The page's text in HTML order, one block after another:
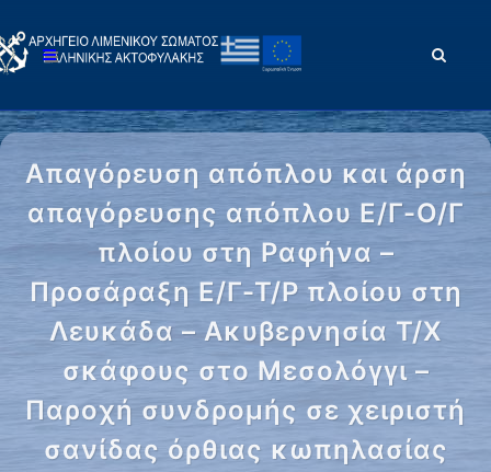
Απαγόρευση απόπλου και άρση
απαγόρευσης απόπλου Ε/Γ-Ο/Γ
πλοίου στη Ραφήνα –
Προσάραξη Ε/Γ-Τ/Ρ πλοίου στη
Λευκάδα – Ακυβερνησία Τ/Χ
σκάφους στο Μεσολόγγι –
Παροχή συνδρομής σε χειριστή
σανίδας όρθιας κωπηλασίας